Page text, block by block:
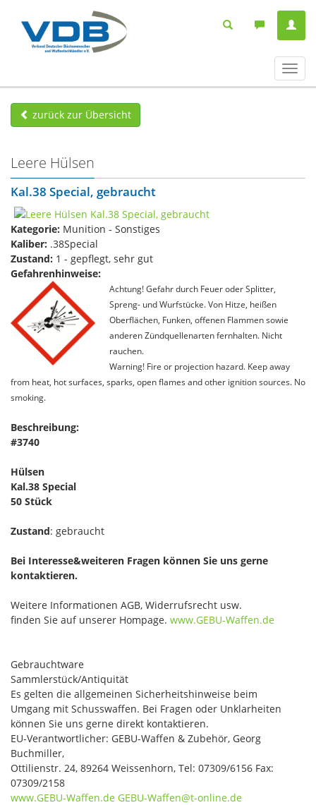
ein-/
zurück zur Übersicht
Leere Hülsen
Kal.38 Special, gebraucht
Kategorie: Munition - Sonstiges
Kaliber: .38Special
Zustand: 1 - gepflegt, sehr gut
Gefahrenhinweise:
Achtung! Gefahr durch Feuer oder Splitter,
Spreng- und Wurfstücke. Von Hitze, heißen
Oberflächen, Funken, offenen Flammen sowie
anderen Zündquellenarten fernhalten. Nicht
rauchen.
Warning! Fire or projection hazard. Keep away
from heat, hot surfaces, sparks, open flames and other ignition sources. No
smoking.
Beschreibung:
#3740
Hülsen
Kal.38 Special
50 Stück
Zustand: gebraucht
Bei Interesse&weiteren Fragen können Sie uns gerne
kontaktieren.
Weitere Informationen AGB, Widerrufsrecht usw.
finden Sie auf unserer Hompage. www.GEBU-Waffen.de
Gebrauchtware
Sammlerstück/Antiquität
Es gelten die allgemeinen Sicherheitshinweise beim
Umgang mit Schusswaffen. Bei Fragen oder Unklarheiten
können Sie uns gerne direkt kontaktieren.
EU-Verantwortlicher: GEBU-Waffen & Zubehör, Georg
Buchmiller,
Ottilienstr. 24, 89264 Weissenhorn, Tel: 07309/6156 Fax:
07309/2158
www.GEBU-Waffen.de GEBU-Waffen@t-online.de